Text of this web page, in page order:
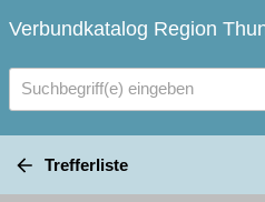
Verbundkatalog Region
Suchbegriff(e) eingeben
Trefferliste